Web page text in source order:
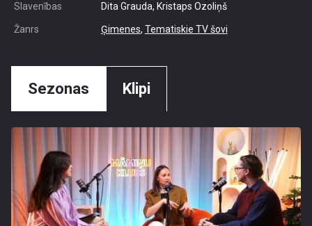
Slavenības Dita Grauda, Kristaps Ozoliņš
Žanrs Ģimenes, Tematiskie TV šovi
Sezonas Klipi